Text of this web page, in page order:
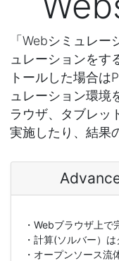
「Webシミュレ
ュレーションをす
トールした場合は
ュレーション環境
ラウザ、タブレッ
実施したり、結果
・Webブラウザ上で
・計算(ソルバー）
・オープンソース流